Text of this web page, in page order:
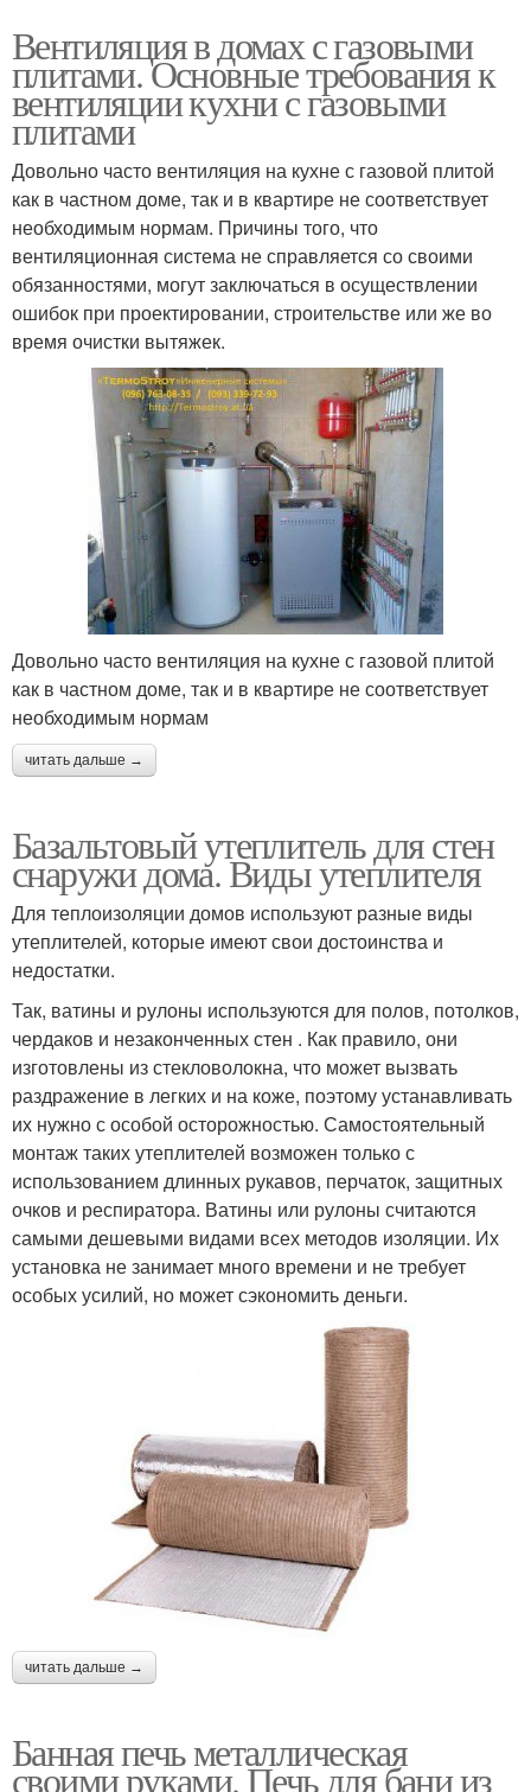
Вентиляция в домах с газовыми
плитами. Основные требования к
вентиляции кухни с газовыми
плитами
Довольно часто вентиляция на кухне с газовой плитой
как в частном доме, так и в квартире не соответствует
необходимым нормам. Причины того, что
вентиляционная система не справляется со своими
обязанностями, могут заключаться в осуществлении
ошибок при проектировании, строительстве или же во
время очистки вытяжек.
Довольно часто вентиляция на кухне с газовой плитой
как в частном доме, так и в квартире не соответствует
необходимым нормам
читать дальше →
Базальтовый утеплитель для стен
снаружи дома. Виды утеплителя
Для теплоизоляции домов используют разные виды
утеплителей, которые имеют свои достоинства и
недостатки.
Так, ватины и рулоны используются для полов, потолков,
чердаков и незаконченных стен . Как правило, они
изготовлены из стекловолокна, что может вызвать
раздражение в легких и на коже, поэтому устанавливать
их нужно с особой осторожностью. Самостоятельный
монтаж таких утеплителей возможен только с
использованием длинных рукавов, перчаток, защитных
очков и респиратора. Ватины или рулоны считаются
самыми дешевыми видами всех методов изоляции. Их
установка не занимает много времени и не требует
особых усилий, но может сэкономить деньги.
читать дальше →
Банная печь металлическая
своими руками. Печь для бани из